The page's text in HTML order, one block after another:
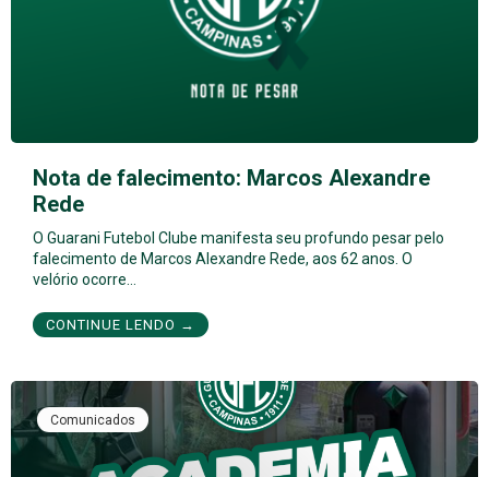
Nota de falecimento: Marcos Alexandre
Rede
O Guarani Futebol Clube manifesta seu profundo pesar pelo
falecimento de Marcos Alexandre Rede, aos 62 anos. O
velório ocorre…
CONTINUE LENDO →
Comunicados